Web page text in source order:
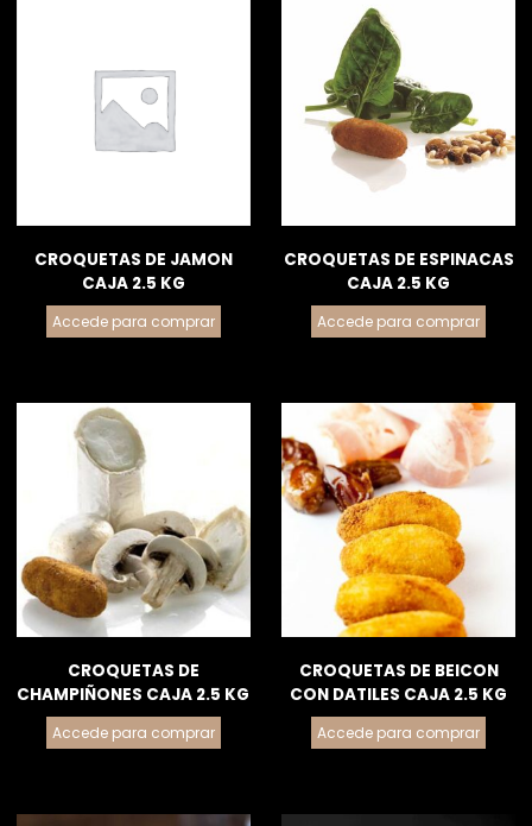
CROQUETAS DE JAMON
CAJA 2.5 KG
Accede para comprar
CROQUETAS DE ESPINACAS
CAJA 2.5 KG
Accede para comprar
CROQUETAS DE
CHAMPIÑONES CAJA 2.5 KG
Accede para comprar
CROQUETAS DE BEICON
CON DATILES CAJA 2.5 KG
Accede para comprar